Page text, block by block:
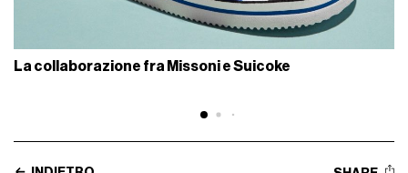
La collaborazione fra Missoni e Suicoke